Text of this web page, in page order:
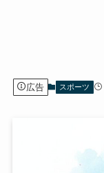
広告 スポーツ